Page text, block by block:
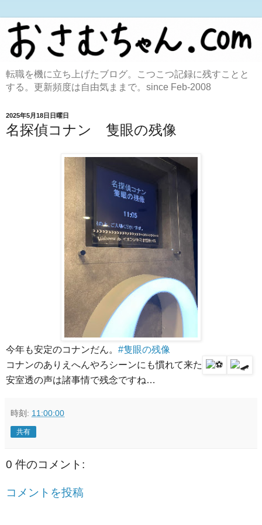
転職を機に立ち上げたブログ。こつこつ記録に残すことと
する。更新頻度は自由気ままで。since Feb-2008
2025年5月18日日曜日
名探偵コナン 隻眼の残像
今年も安定のコナンだん。 #隻眼の残像
コナンのありえへんやろシーンにも慣れて来た
安室透の声は諸事情で残念ですね…
時刻: 11:00:00
共有
0 件のコメント:
コメントを投稿